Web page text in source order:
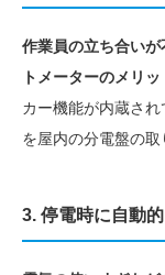
作業員の立ち合い
トメーターのメリ
カー機能が内蔵さ
を屋内の分電盤の取
3. 停電時に自動